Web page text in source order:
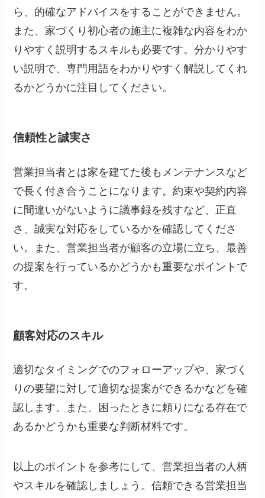
ら、的確なアドバイスをすることができません。
また、家づくり初心者の施主に複雑な内容をわか
りやすく説明するスキルも必要です。分かりやす
い説明で、専門用語をわかりやすく解説してくれ
るかどうかに注目してください。
信頼性と誠実さ
営業担当者とは家を建てた後もメンテナンスなど
で長く付き合うことになります。約束や契約内容
に間違いがないように議事録を残すなど、正直
さ、誠実な対応をしているかを確認してくださ
い。また、営業担当者が顧客の立場に立ち、最善
の提案を行っているかどうかも重要なポイントで
す。
顧客対応のスキル
適切なタイミングでのフォローアップや、家づく
りの要望に対して適切な提案ができるかなどを確
認します。また、困ったときに頼りになる存在で
あるかどうかも重要な判断材料です。
以上のポイントを参考にして、営業担当者の人柄
やスキルを確認しましょう。信頼できる営業担当